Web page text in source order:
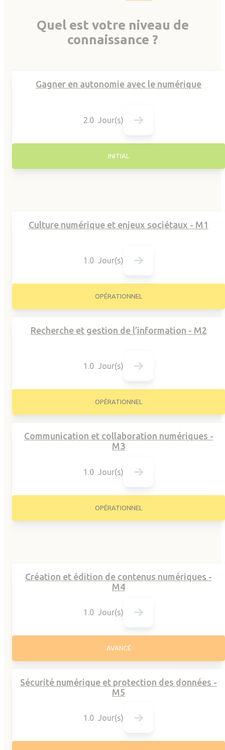
Quel est votre niveau de
connaissance ?
Gagner en autonomie avec le numérique
2.0 Jour(s)
INITIAL
Culture numérique et enjeux sociétaux - M1
1.0 Jour(s)
OPÉRATIONNEL
Recherche et gestion de l’information - M2
1.0 Jour(s)
OPÉRATIONNEL
Communication et collaboration numériques -
M3
1.0 Jour(s)
OPÉRATIONNEL
Création et édition de contenus numériques -
M4
1.0 Jour(s)
AVANCÉ
Sécurité numérique et protection des données -
M5
1.0 Jour(s)